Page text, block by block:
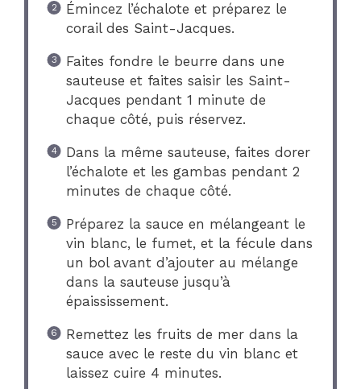
Émincez l’échalote et préparez le
corail des Saint-Jacques.
Faites fondre le beurre dans une
sauteuse et faites saisir les Saint-
Jacques pendant 1 minute de
chaque côté, puis réservez.
Dans la même sauteuse, faites dorer
l’échalote et les gambas pendant 2
minutes de chaque côté.
Préparez la sauce en mélangeant le
vin blanc, le fumet, et la fécule dans
un bol avant d’ajouter au mélange
dans la sauteuse jusqu’à
épaississement.
Remettez les fruits de mer dans la
sauce avec le reste du vin blanc et
laissez cuire 4 minutes.